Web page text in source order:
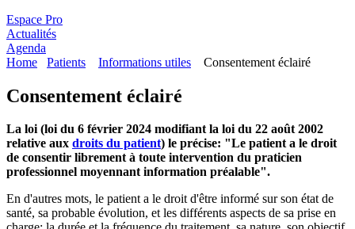
Espace Pro
Actualités
Agenda
Home
Patients Informations utiles Consentement éclairé
Consentement éclairé
La loi (loi du 6 février 2024 modifiant la loi du 22 août 2002
relative aux droits du patient) le précise: "Le patient a le droit
de consentir librement à toute intervention du praticien
professionnel moyennant information préalable".
En d'autres mots, le patient a le droit d'être informé sur son état de
santé, sa probable évolution, et les différents aspects de sa prise en